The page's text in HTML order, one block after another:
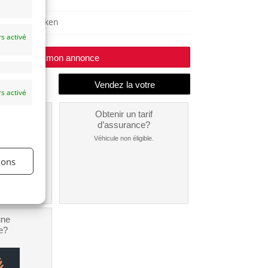
activé
activé
Lanaken
Modifier mon annonce
Obtenir un tarif
d’assurance?
Véhicule non éligible.